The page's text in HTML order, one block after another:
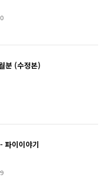
분 (수정본)
파이이야기